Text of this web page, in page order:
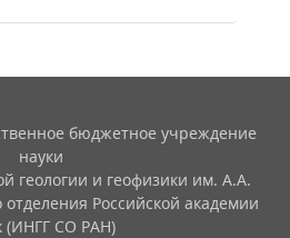
бюджетное учреждение
науки
геологии и геофизики им. А.А.
Российской академии
(ИНГГ СО РАН)